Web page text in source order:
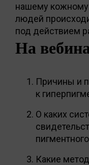
нашему кожному
людей
под действием
На
Причины и
к
О каких
Какие